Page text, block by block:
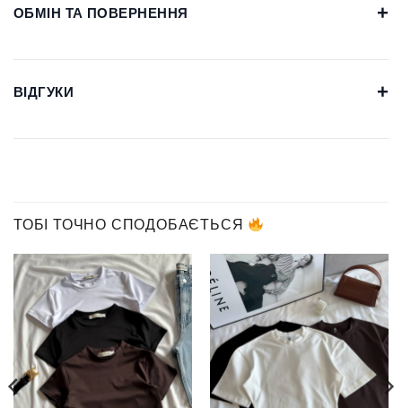
ОБМІН ТА ПОВЕРНЕННЯ +
ВІДГУКИ +
ТОБІ ТОЧНО СПОДОБАЄТЬСЯ